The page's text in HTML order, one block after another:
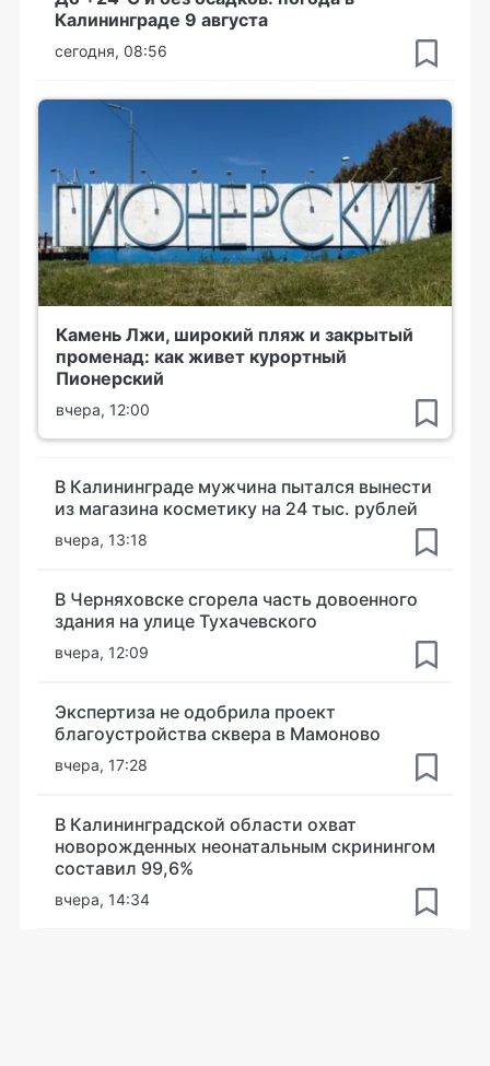
Калининграде 9 августа
сегодня, 08:56
Камень Лжи, широкий пляж и закрытый
променад: как живет курортный
Пионерский
вчера, 12:00
В Калининграде мужчина пытался вынести
из магазина косметику на 24 тыс. рублей
вчера, 13:18
В Черняховске сгорела часть довоенного
здания на улице Тухачевского
вчера, 12:09
Экспертиза не одобрила проект
благоустройства сквера в Мамоново
вчера, 17:28
В Калининградской области охват
новорожденных неонатальным скринингом
составил 99,6%
вчера, 14:34